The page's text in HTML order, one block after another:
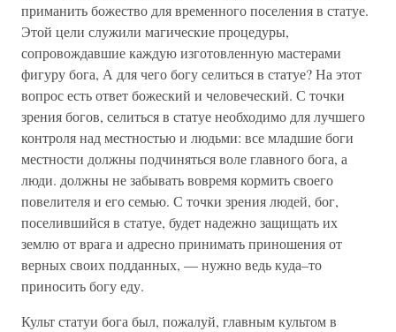
приманить божество для временного поселения в статуе.
Этой цели служили магические процедуры,
сопровождавшие каждую изготовленную мастерами
фигуру бога, А для чего богу селиться в статуе? На этот
вопрос есть ответ божеский и человеческий. С точки
зрения богов, селиться в статуе необходимо для лучшего
контроля над местностью и людьми: все младшие боги
местности должны подчиняться воле главного бога, а
люди. должны не забывать вовремя кормить своего
повелителя и его семью. С точки зрения людей, бог,
поселившийся в статуе, будет надежно защищать их
землю от врага и адресно принимать приношения от
верных своих подданных, — нужно ведь куда–то
приносить богу еду.
Культ статуи бога был, пожалуй, главным культом в